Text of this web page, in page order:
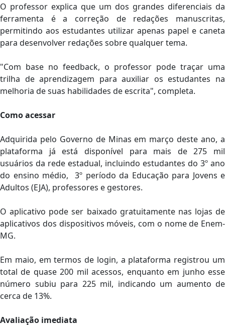
O professor explica que um dos grandes diferenciais da
ferramenta é a correção de redações manuscritas,
permitindo aos estudantes utilizar apenas papel e caneta
para desenvolver redações sobre qualquer tema.
"Com base no feedback, o professor pode traçar uma
trilha de aprendizagem para auxiliar os estudantes na
melhoria de suas habilidades de escrita", completa.
Como acessar
Adquirida pelo Governo de Minas em março deste ano, a
plataforma já está disponível para mais de 275 mil
usuários da rede estadual, incluindo estudantes do 3º ano
do ensino médio, 3º período da Educação para Jovens e
Adultos (EJA), professores e gestores.
O aplicativo pode ser baixado gratuitamente nas lojas de
aplicativos dos dispositivos móveis, com o nome de Enem-
MG.
Em maio, em termos de login, a plataforma registrou um
total de quase 200 mil acessos, enquanto em junho esse
número subiu para 225 mil, indicando um aumento de
cerca de 13%.
Avaliação imediata